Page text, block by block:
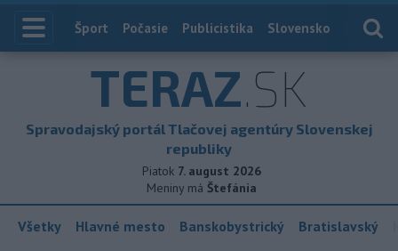
Index
Šport Počasie Publicistika Slovensko
TERAZ.SK
Spravodajský portál Tlačovej agentúry Slovenskej
republiky
Piatok 7. august 2026
Meniny má Štefánia
Všetky Hlavné mesto Banskobystrický Bratislavský